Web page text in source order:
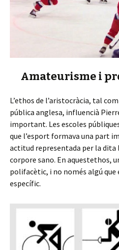
Amateurisme i
L’ethos de l’aristocràcia, tal
pública anglesa, influencià
important. Les escoles
que l’esport formava una part
actitud representada per la dita
corpore sano. En aquestethos,
polifacètic, i no només algú
específic.